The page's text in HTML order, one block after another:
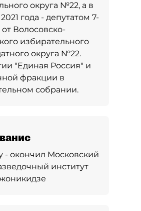
округа №22, а в
года - депутатом 7-
от Волосовско-
избирательного
округа №22.
"Единая Россия" и
фракции в
собрании.
- окончил Московский
институт